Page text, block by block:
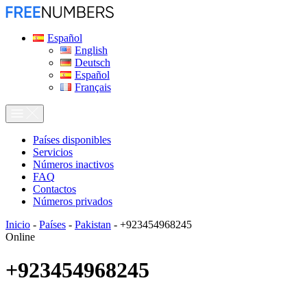
Español
English
Deutsch
Español
Français
Países disponibles
Servicios
Números inactivos
FAQ
Contactos
Números privados
Inicio - Países - Pakistan - +923454968245
Online
+923454968245